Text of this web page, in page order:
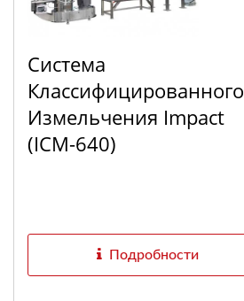
Система
Классифицированного
Измельчения Impact
(ICM-640)
Подробности